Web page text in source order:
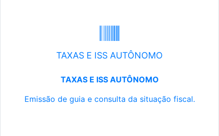
TAXAS E ISS AUTÔNOMO
TAXAS E ISS AUTÔNOMO
Emissão de guia e consulta da situação fiscal.